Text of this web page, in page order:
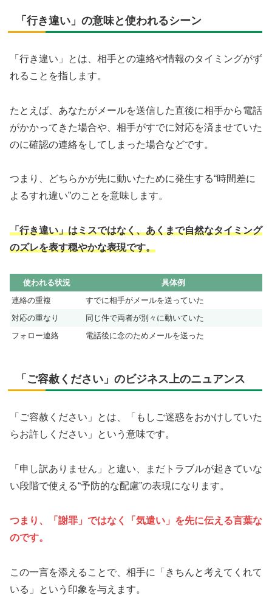
「行き違い」の意味と使われるシーン
「行き違い」とは、相手との連絡や情報のタイミングがず
れることを指します。
たとえば、あなたがメールを送信した直後に相手から電話
がかかってきた場合や、相手がすでに対応を済ませていた
のに確認の連絡をしてしまった場合などです。
つまり、どちらかが先に動いたために発生する“時間差に
よるすれ違い”のことを意味します。
「行き違い」はミスではなく、あくまで自然なタイミング
のズレを表す穏やかな表現です。
使われる状況
具体例
連絡の重複
すでに相手がメールを送っていた
対応の重なり
同じ件で両者が別々に動いていた
フォロー連絡
電話後に念のためメールを送った
「ご容赦ください」のビジネス上のニュアンス
「ご容赦ください」とは、「もしご迷惑をおかけしていた
らお許しください」という意味です。
「申し訳ありません」と違い、まだトラブルが起きていな
い段階で使える“予防的な配慮”の表現になります。
つまり、「謝罪」ではなく「気遣い」を先に伝える言葉な
のです。
この一言を添えることで、相手に「きちんと考えてくれて
いる」という印象を与えます。